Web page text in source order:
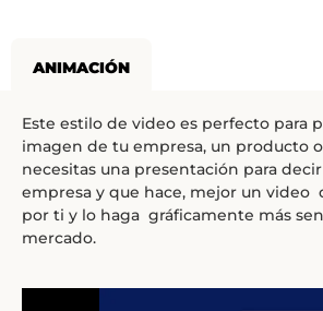
ANIMACIÓN
Este estilo de video es perfecto para
imagen de tu empresa, un producto
necesitas una presentación para
empresa y que hace, mejor un video
por ti y lo haga gráficamente más
mercado.